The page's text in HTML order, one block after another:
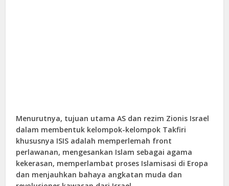
Menurutnya, tujuan utama AS dan rezim Zionis Israel
dalam membentuk kelompok-kelompok Takfiri
khususnya ISIS adalah memperlemah front
perlawanan, mengesankan Islam sebagai agama
kekerasan, memperlambat proses Islamisasi di Eropa
dan menjauhkan bahaya angkatan muda dan